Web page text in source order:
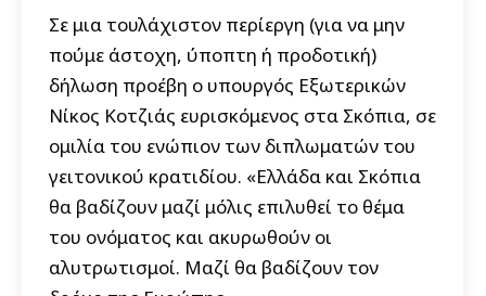
Σε μια τουλάχιστον περίεργη (για να μην
πούμε άστοχη, ύποπτη ή προδοτική)
δήλωση προέβη ο υπουργός Εξωτερικών
Νίκος Κοτζιάς ευρισκόμενος στα Σκόπια, σε
ομιλία του ενώπιον των διπλωματών του
γειτονικού κρατιδίου. «Ελλάδα και Σκόπια
θα βαδίζουν μαζί μόλις επιλυθεί το θέμα
του ονόματος και ακυρωθούν οι
αλυτρωτισμοί. Μαζί θα βαδίζουν τον